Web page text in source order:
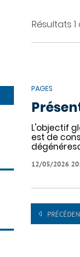
Résultats 1
PAGES
L'objectif
est de
12/05/2026